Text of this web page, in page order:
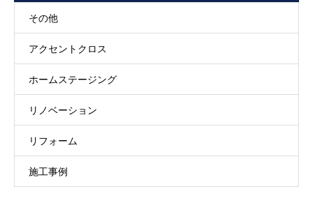
その他
アクセントクロス
ホームステージング
リノベーション
リフォーム
施工事例